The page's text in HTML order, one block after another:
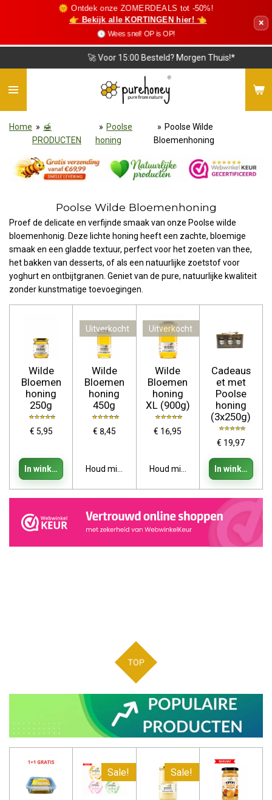
🌞 Ontdek onze ZOMERDEALS tot -50%!
👉 Bekijk alle KORTINGEN hier! 👈
🕓 Wees snel! OP is OP!
×
🚀 Voor 15:00 Besteld? Morgen Thuis!*
Home » 🍯
PRODUCTEN
» Poolse
honing
» Poolse Wilde
Bloemenhoning
Poolse Wilde Bloemenhoning
Proef de delicate en verfijnde smaak van onze Poolse wilde
bloemenhonig. Deze lichte honing heeft een zachte, bloemige
smaak en een gladde textuur, perfect voor het zoeten van thee,
het bakken van desserts, of als een natuurlijke zoetstof voor
yoghurt en ontbijtgranen. Geniet van de pure, natuurlijke kwaliteit
zonder kunstmatige toevoegingen.
Wilde
Bloemen
honing
250g
€ 5,95
In winkelwagen
Uitverkocht
Wilde
Bloemen
honing
450g
€ 8,45
Houd mij op de hoogte
Uitverkocht
Wilde
Bloemen
honing
XL (900g)
€ 16,95
Houd mij op de hoogte
Cadeaus
et met
Poolse
honing
(3x250g)
€ 19,97
In
TOP
Sale! Sale!